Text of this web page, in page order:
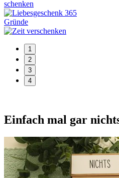
1
2
3
4
Einfach mal gar